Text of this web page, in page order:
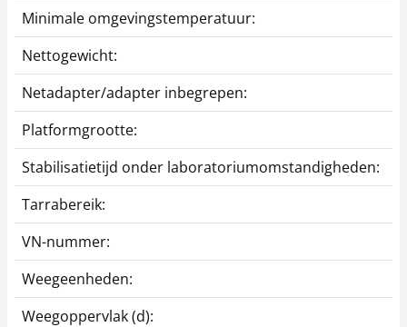
Minimale omgevingstemperatuur:
Nettogewicht:
Netadapter/adapter inbegrepen:
Platformgrootte:
Stabilisatietijd onder laboratoriumomstandigheden:
Tarrabereik:
VN-nummer:
Weegeenheden:
Weegoppervlak (d):